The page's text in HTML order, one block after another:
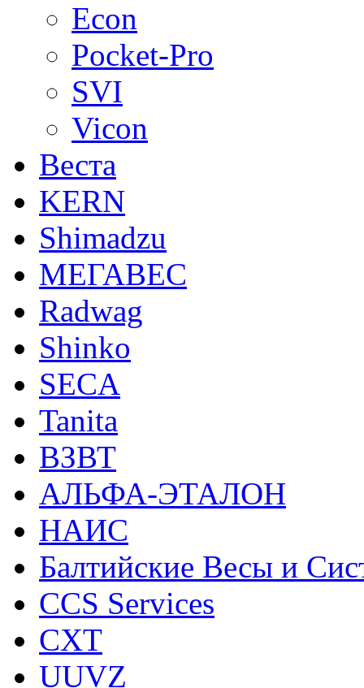
Econ
Pocket-Pro
SVI
Vicon
Веста
KERN
Shimadzu
МЕГАВЕС
Radwag
Shinko
SECA
Tanita
ВЗВТ
АЛЬФА-ЭТАЛОН
НАИС
Балтийские Весы и
CCS Services
CXT
UUVZ